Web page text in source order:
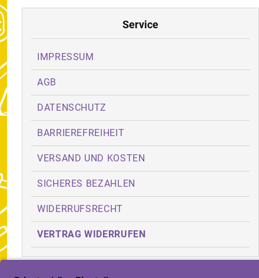
Service
IMPRESSUM
AGB
DATENSCHUTZ
BARRIEREFREIHEIT
VERSAND UND KOSTEN
SICHERES BEZAHLEN
WIDERRUFSRECHT
VERTRAG WIDERRUFEN